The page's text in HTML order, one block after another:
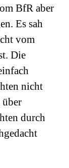
BfR aber
Es sah
vom
Die
nicht
durch